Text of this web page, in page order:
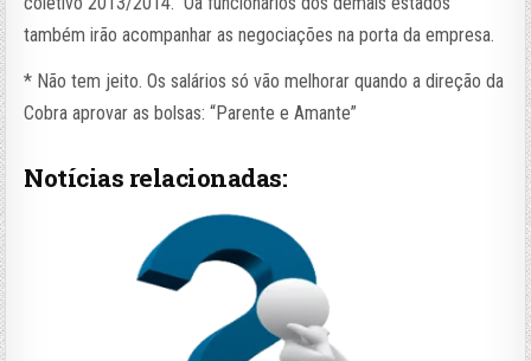
também irão acompanhar as negociações na porta da empresa.
* Não tem jeito. Os salários só vão melhorar quando a direção da
Cobra aprovar as bolsas: “Parente e Amante”
Notícias relacionadas: